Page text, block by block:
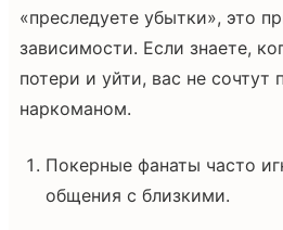
«преследуете убытки», это
зависимости. Если знаете,
потери и уйти, вас не сочтут
наркоманом.
Покерные фанаты часто
общения с близкими.